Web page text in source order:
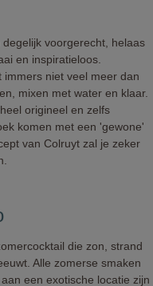
degelijk voorgerecht, helaas
en inspiratieloos.
immers niet veel meer dan
mixen met water en klaar.
origineel en zelfs
komen met een 'gewone'
van Colruyt zal je zeker
die zon, strand
Alle zomerse smaken
een exotische locatie zijn